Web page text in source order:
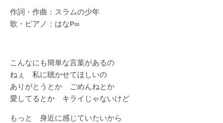
作詞・作曲：スラムの少年
歌・ピアノ：はなP∞
こんなにも簡単な言葉があるの
ねぇ 私に聴かせてほしいの
ありがとうとか ごめんねとか
愛してるとか キライじゃないけど
もっと 身近に感じていたいから